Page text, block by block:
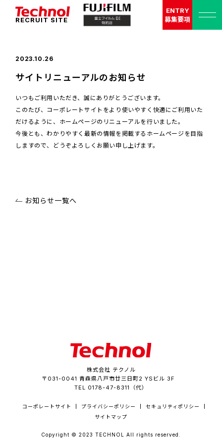
RECRUIT SITE
ENTRY
募集要項
2023.10.26
サイトリニューアルのお知らせ
いつもご利用いただき、誠にありがとうございます。
このたび、コーポレートサイトをより使いやすく快適にご利用いた
だけるように、ホームページのリニューアルを行いました。
今後とも、わかりやすく最新の情報を掲載するホームページを目指
しますので、どうぞよろしくお願い申し上げます。
お知らせ一覧へ
株式会社 テクノル
〒031-0041 青森県八戸市廿三日町2 YSビル 3F
TEL 0178-47-8311（代）
コーポレートサイト プライバシーポリシー
セキュリティポリシー
サイトマップ
Copyright © 2023 TECHNOL All rights reserved.